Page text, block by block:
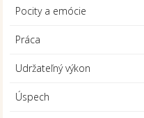
Pocity a emócie
Práca
Udržateľný výkon
Úspech